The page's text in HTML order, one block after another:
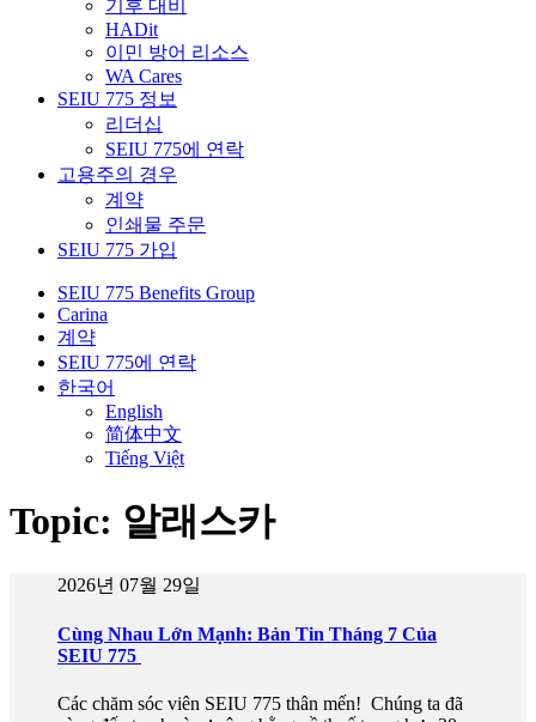
기후 대비
HADit
이민 방어 리소스
WA Cares
SEIU 775 정보
리더십
SEIU 775에 연락
고용주의 경우
계약
인쇄물 주문
SEIU 775 가입
SEIU 775 Benefits Group
Carina
계약
SEIU 775에 연락
한국어
English
简体中文
Tiếng Việt
Topic: 알래스카
2026년 07월 29일
Cùng Nhau Lớn Mạnh: Bản Tin Tháng 7 Của
SEIU 775
Các chăm sóc viên SEIU 775 thân mến! Chúng ta đã